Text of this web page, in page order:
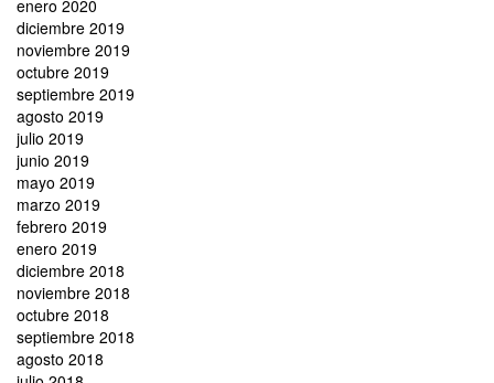
enero 2020
diciembre 2019
noviembre 2019
octubre 2019
septiembre 2019
agosto 2019
julio 2019
junio 2019
mayo 2019
marzo 2019
febrero 2019
enero 2019
diciembre 2018
noviembre 2018
octubre 2018
septiembre 2018
agosto 2018